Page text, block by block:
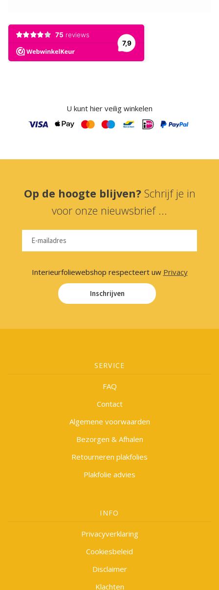
U kunt hier veilig winkelen
Op de hoogte blijven? Schrijf je in
voor onze nieuwsbrief ...
Interieurfoliewebshop respecteert uw Privacy
Inschrijven
SERVICE
FAQ
Contact
Algemene voorwaarden
Bezorgen & Afhalen
Retourneren plakfolies
Plakfolie advies
INFO
Privacyverklaring
Cookiesbeleid
Disclaimer
Klachten